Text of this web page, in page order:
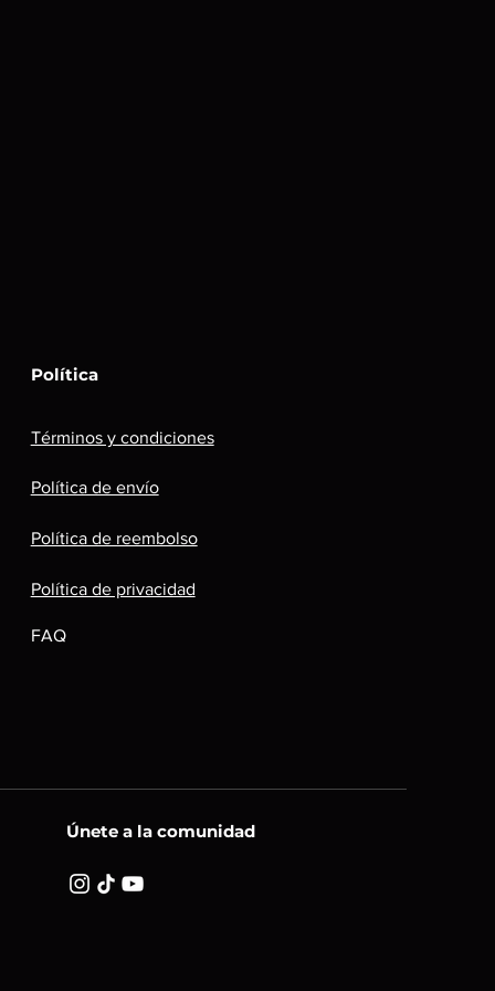
Política
Términos y condiciones
Política de envío
Política de reembolso
Política de privacidad
FAQ
Únete a la comunidad